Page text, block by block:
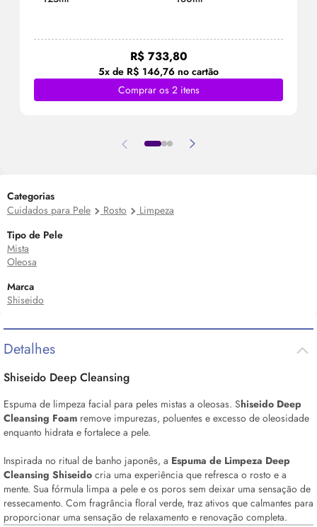
R$ 733,80
5x de R$ 146,76 no cartão
Comprar os 2 itens
Categorias
Cuidados para Pele
Rosto
Limpeza
Tipo de Pele
Mista
Oleosa
Marca
Shiseido
Detalhes
Shiseido Deep Cleansing
Espuma de limpeza facial para peles mistas a oleosas. Shiseido Deep
Cleansing Foam remove impurezas, poluentes e excesso de oleosidade
enquanto hidrata e fortalece a pele.
Inspirada no ritual de banho japonês, a Espuma de Limpeza Deep
Cleansing Shiseido cria uma experiência que refresca o rosto e a
mente. Sua fórmula limpa a pele e os poros sem deixar uma sensação de
ressecamento. Com fragrância floral verde, traz ativos que calmantes para
proporcionar uma sensação de relaxamento e renovação completa.